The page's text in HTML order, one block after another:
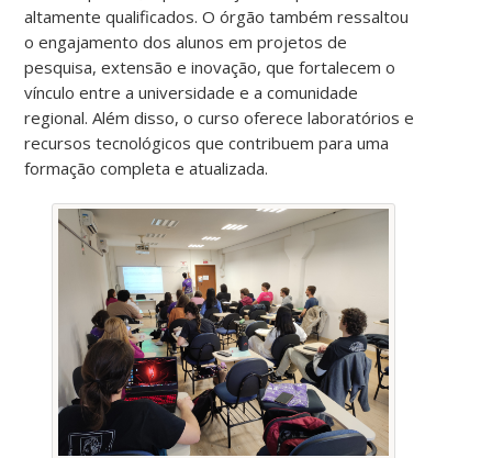
altamente qualificados. O órgão também ressaltou
o engajamento dos alunos em projetos de
pesquisa, extensão e inovação, que fortalecem o
vínculo entre a universidade e a comunidade
regional. Além disso, o curso oferece laboratórios e
recursos tecnológicos que contribuem para uma
formação completa e atualizada.